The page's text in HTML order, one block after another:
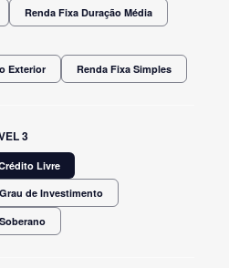
Renda Fixa Duração Média
Exterior Renda Fixa Simples
3
Livre
de Investimento